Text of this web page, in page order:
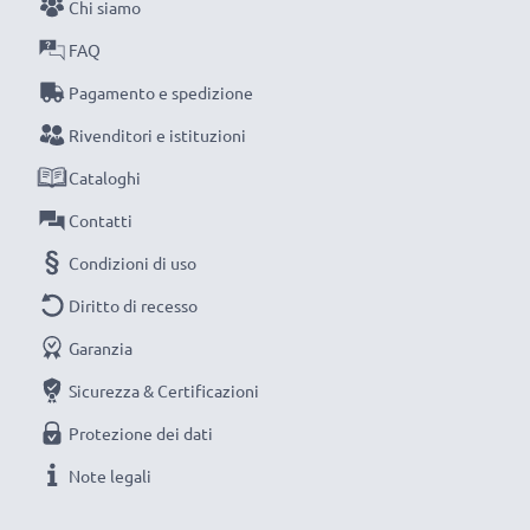
efficientando e riducendo l’impatto ambientale e gli
scarti superflui.
Scegli CELLONIC, scegli la lunga durata e l'efficienza,
non fare compromessi sulla qualità: ordina ora!
Chi siamo
FAQ
Pagamento e spedizione
Rivenditori e istituzioni
Cataloghi
Contatti
Condizioni di uso
Diritto di recesso
Garanzia
Sicurezza & Certificazioni
Protezione dei dati
Note legali